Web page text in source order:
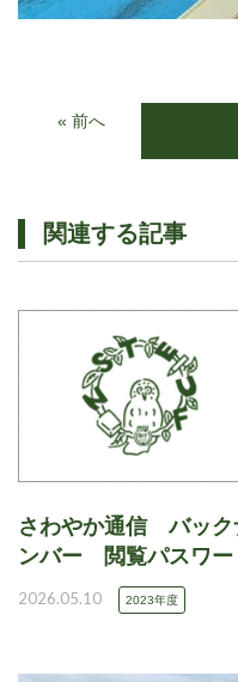
« 前へ
関連する記事
さわやか通信 バック
ンバー 閲覧パスワー
2026.05.10 2023年度